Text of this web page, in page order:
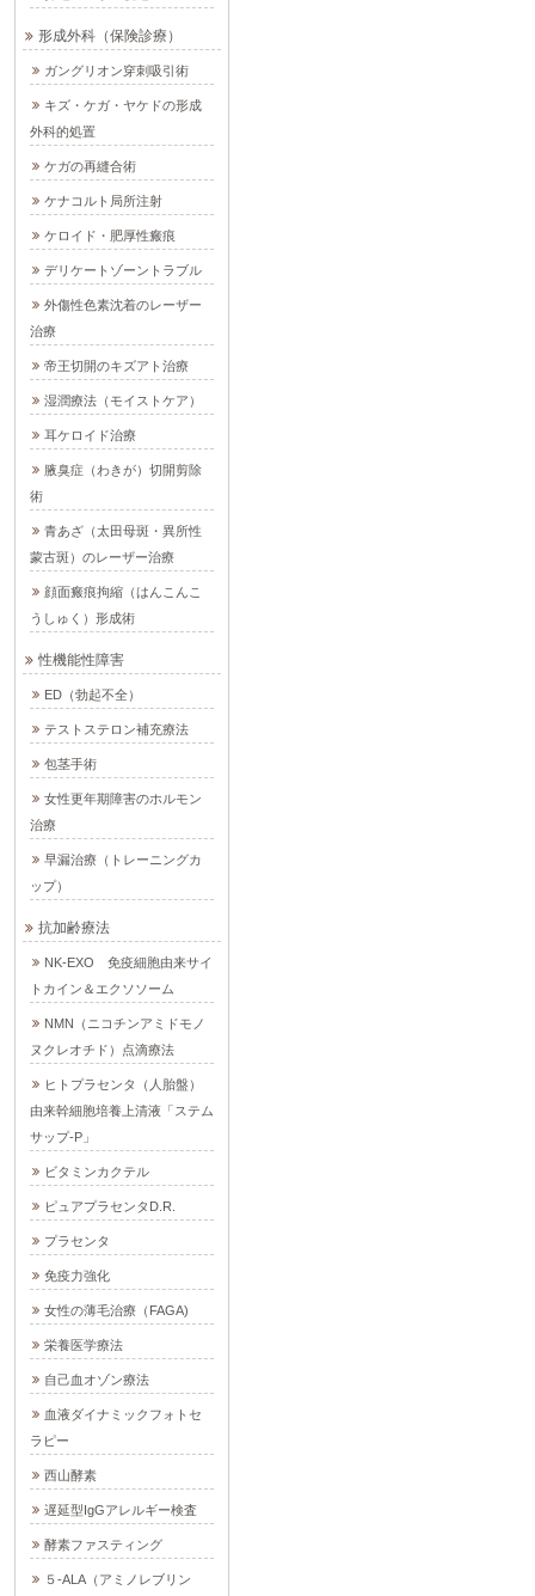
形成外科（保険診療）
ガングリオン穿刺吸引術
キズ・ケガ・ヤケドの形成
外科的処置
ケガの再縫合術
ケナコルト局所注射
ケロイド・肥厚性瘢痕
デリケートゾーントラブル
外傷性色素沈着のレーザー
治療
帝王切開のキズアト治療
湿潤療法（モイストケア）
耳ケロイド治療
腋臭症（わきが）切開剪除
術
青あざ（太田母斑・異所性
蒙古斑）のレーザー治療
顔面瘢痕拘縮（はんこんこ
うしゅく）形成術
性機能性障害
ED（勃起不全）
テストステロン補充療法
包茎手術
女性更年期障害のホルモン
治療
早漏治療（トレーニングカ
ップ）
抗加齢療法
NK-EXO 免疫細胞由来サイ
トカイン＆エクソソーム
NMN（ニコチンアミドモノ
ヌクレオチド）点滴療法
ヒトプラセンタ（人胎盤）
由来幹細胞培養上清液「ステム
サップ-P」
ビタミンカクテル
ピュアプラセンタD.R.
プラセンタ
免疫力強化
女性の薄毛治療（FAGA)
栄養医学療法
自己血オゾン療法
血液ダイナミックフォトセ
ラピー
西山酵素
遅延型IgGアレルギー検査
酵素ファスティング
５-ALA（アミノレブリン